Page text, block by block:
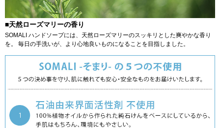
■天然ローズマリーの香り
SOMALI ハンドソープには、天然ローズマリーのスッキリとした爽やかな香り
を。 毎日の手洗いが、より心地良いものになることを目指しました。